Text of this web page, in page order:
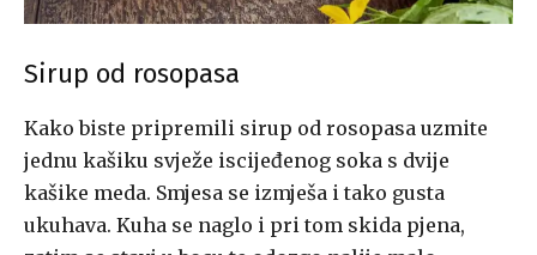
Sirup od rosopasa
Kako biste pripremili sirup od rosopasa uzmite
jednu kašiku svježe iscijeđenog soka s dvije
kašike meda. Smjesa se izmješa i tako gusta
ukuhava. Kuha se naglo i pri tom skida pjena,